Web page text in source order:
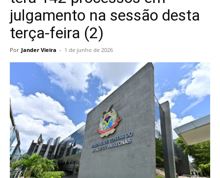
julgamento na sessão desta
terça-feira (2)
Por Jander Vieira - 1 de junho de 2026